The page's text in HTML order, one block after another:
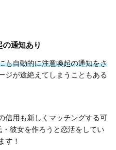
通知あり
も自動的に注意喚起の通知をさ
ジが途絶えてしまうこともある
信用も新しくマッチングする可
・彼女を作ろうと恋活をしてい
す！